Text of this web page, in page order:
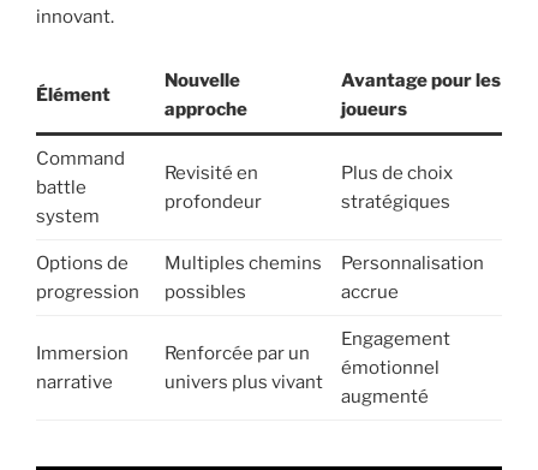
innovant.
Élément
Nouvelle
approche
Avantage pour les
joueurs
Command
battle
system
Revisité en
profondeur
Plus de choix
stratégiques
Options de
progression
Multiples chemins
possibles
Personnalisation
accrue
Immersion
narrative
Renforcée par un
univers plus vivant
Engagement
émotionnel
augmenté